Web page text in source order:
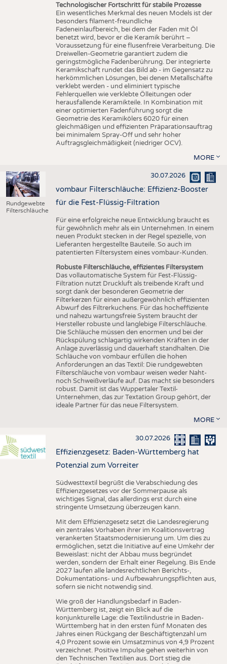
Technologischer Fortschritt für stabile Prozesse
Ein wesentliches Merkmal des neuen Models ist der
besonders filament-freundliche
Fadeneinlaufbereich, bei dem der Faden mit Öl
benetzt wird, bevor er die Keramik berührt –
Voraussetzung für eine flusenfreie Verarbeitung. Die
Dreiwellen-Geometrie garantiert zudem die
geringstmögliche Fadenberührung. Der integrierte
Keramikschaft rundet das Bild ab - im Gegensatz zu
herkömmlichen Lösungen, bei denen Metallschäfte
verklebt werden - und eliminiert typische
Fehlerquellen wie verklebte Ölleitungen oder
herausfallende Keramikteile. In Kombination mit
einer optimierten Fadenführung sorgt die
Geometrie des Keramikölers 6020 für einen
gleichmäßigen und effizienten Präparationsauftrag
bei minimalem Spray-Off und sehr hoher
Auftragsgleichmäßigkeit (niedriger OCV).
MORE
Rundgewebte
Filterschläuche
30.07.2026
vombaur Filterschläuche: Effizienz-Booster
für die Fest-Flüssig-Filtration
Für eine erfolgreiche neue Entwicklung braucht es
für gewöhnlich mehr als ein Unternehmen. In einem
neuen Produkt stecken in der Regel spezielle, von
Lieferanten hergestellte Bauteile. So auch im
patentierten Filtersystem eines vombaur-Kunden.
Robuste Filterschläuche, effizientes Filtersystem
Das vollautomatische System für Fest-Flüssig-
Filtration nutzt Druckluft als treibende Kraft und
sorgt dank der besonderen Geometrie der
Filterkerzen für einen außergewöhnlich effizienten
Abwurf des Filtrerkuchens. Für das hocheffiziente
und nahezu wartungsfreie System braucht der
Hersteller robuste und langlebige Filterschläuche.
Die Schläuche müssen den enormen und bei der
Rückspülung schlagartig wirkenden Kräften in der
Anlage zuverlässig und dauerhaft standhalten. Die
Schläuche von vombaur erfüllen die hohen
Anforderungen an das Textil: Die rundgewebten
Filterschläuche von vombaur weisen weder Naht-
noch Schweißverläufe auf. Das macht sie besonders
robust. Damit ist das Wuppertaler Textil-
Unternehmen, das zur Textation Group gehört, der
ideale Partner für das neue Filtersystem.
MORE
30.07.2026
Effizienzgesetz: Baden-Württemberg hat
Potenzial zum Vorreiter
Südwesttextil begrüßt die Verabschiedung des
Effizienzgesetzes vor der Sommerpause als
wichtiges Signal, das allerdings erst durch eine
stringente Umsetzung überzeugen kann.
Mit dem Effizienzgesetz setzt die Landesregierung
ein zentrales Vorhaben ihrer im Koalitionsvertrag
verankerten Staatsmodernisierung um. Um dies zu
ermöglichen, setzt die Initiative auf eine Umkehr der
Beweislast: nicht der Abbau muss begründet
werden, sondern der Erhalt einer Regelung. Bis Ende
2027 laufen alle landesrechtlichen Berichts-,
Dokumentations- und Aufbewahrungspflichten aus,
sofern sie nicht notwendig sind.
Wie groß der Handlungsbedarf in Baden-
Württemberg ist, zeigt ein Blick auf die
konjunkturelle Lage: die Textilindustrie in Baden-
Württemberg hat in den ersten fünf Monaten des
Jahres einen Rückgang der Beschäftigtenzahl um
4,0 Prozent sowie ein Umsatzminus von 4,9 Prozent
verzeichnet. Positive Impulse gehen weiterhin von
den Technischen Textilien aus. Dort stieg die